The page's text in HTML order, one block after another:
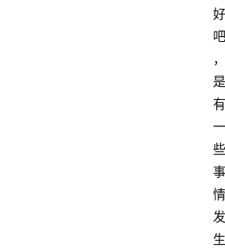
好
吧
，
是
有
一
些
事
情
发
生